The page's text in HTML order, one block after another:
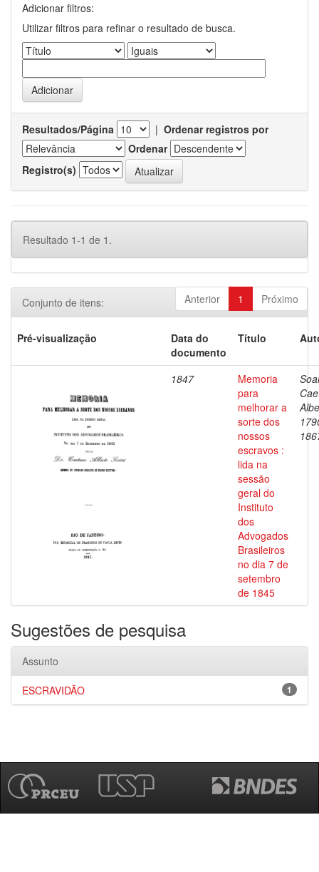
Adicionar filtros:
Utilizar filtros para refinar o resultado de busca.
Resultados/Página | Ordenar registros por
Ordenar
Registro(s)
Resultado 1-1 de 1.
Anterior 1 Próximo
Conjunto de itens:
Pré-visualização
Data do
documento
Título
1847
Memoria
para
melhorar a
sorte dos
nossos
escravos :
lida na
sessão
geral do
Instituto
dos
Advogados
Brasileiros
no dia 7 de
setembro
de 1845
Sugestões de pesquisa
Assunto
1
ESCRAVIDÃO